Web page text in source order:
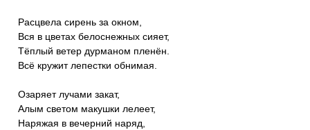
Расцвела сирень за окном,
Вся в цветах белоснежных сияет,
Тёплый ветер дурманом пленён.
Всё кружит лепестки обнимая.
Озаряет лучами закат,
Алым светом макушки лелеет,
Наряжая в вечерний наряд,